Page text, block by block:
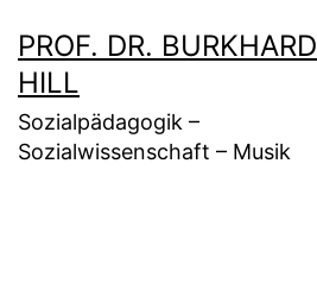
Inhalt
springen
PROF. DR. BURKHARD
HILL
Sozialpädagogik –
Sozialwissenschaft – Musik